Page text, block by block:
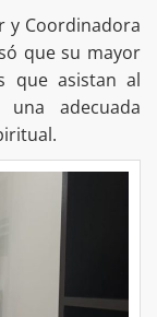
y Coordinadora
que su mayor
que asistan al
adecuada